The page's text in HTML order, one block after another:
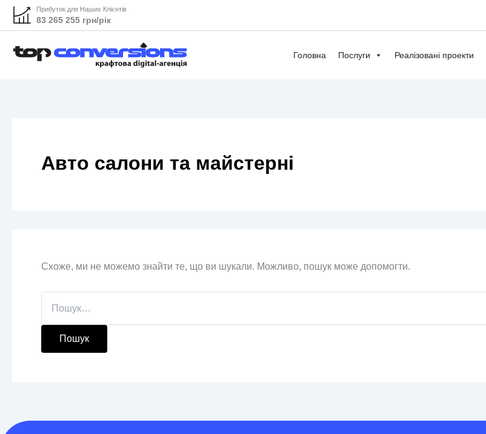
Прибуток для Наших Клієнтів
83 265 255 грн/рік
Головна Послуги Реалізовані проекти
Авто салони та майстерні
Схоже, ми не можемо знайти те, що ви шукали. Можливо, пошук може допомогти.